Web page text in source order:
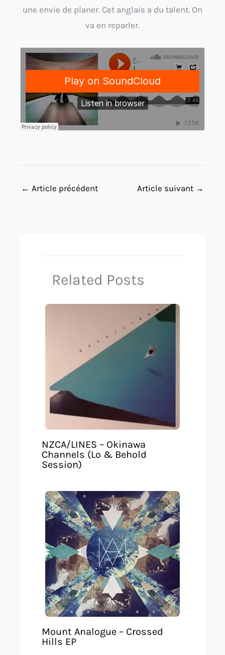
une envie de planer. Cet anglais a du talent. On
va en reparler.
← Article précédent Article suivant →
Related Posts
NZCA/LINES – Okinawa
Channels (Lo & Behold
Session)
Mount Analogue – Crossed
Hills EP